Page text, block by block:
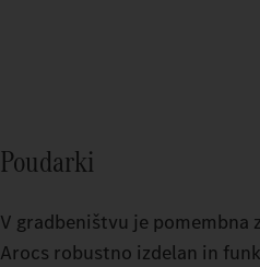
Poudarki
V gradbeništvu je pomembna
Arocs robustno izdelan in